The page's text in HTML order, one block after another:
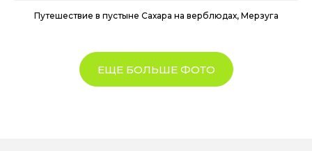
Путешествие в пустыне Сахара на верблюдах, Мерзуга
ЕЩЕ БОЛЬШЕ ФОТО